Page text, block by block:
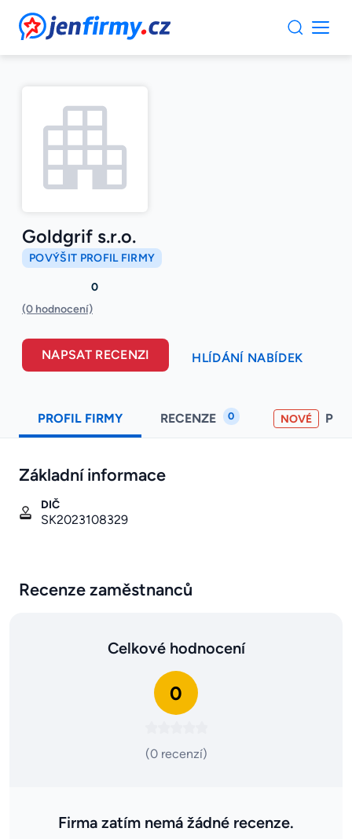
JenFirmy.cz
Goldgrif s.r.o.
POVÝŠIT PROFIL FIRMY
0
(0 hodnocení)
NAPSAT RECENZI HLÍDÁNÍ NABÍDEK
PROFIL FIRMY RECENZE 0 NOVÉ
Základní informace
DIČ
SK2023108329
Recenze zaměstnanců
Celkové hodnocení
0
(0 recenzí)
Firma zatím nemá žádné recenze.